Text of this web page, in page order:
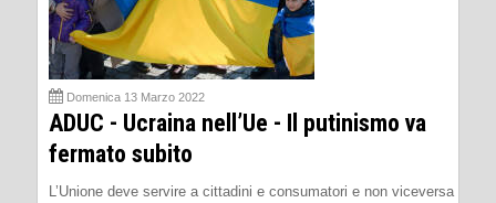
Domenica 13 Marzo 2022
ADUC - Ucraina nell’Ue - Il putinismo va
fermato subito
L’Unione deve servire a cittadini e consumatori e non viceversa